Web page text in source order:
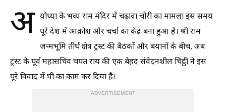
अ योध्या के भव्य राम मंदिर में चढ़ावा चोरी का मामला इस समय
पूरे देश में आक्रोश और चर्चा का केंद्र बना हुआ है। श्री राम
जन्मभूमि तीर्थ क्षेत्र ट्रस्ट की बैठकों और बयानों के बीच, अब
ट्रस्ट के पूर्व महासचिव चंपत राय की एक बेहद संवेदनशील चिट्ठी ने इस
पूरे विवाद में घी का काम कर दिया है।
ADVERTISEMENT